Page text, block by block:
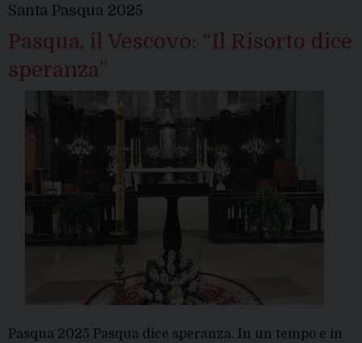
Vescovo:
con
quale
Signore
ci
consacra”
Santa Pasqua 2025
Pasqua, il Vescovo: “Il Risorto dice
speranza”
Pasqua 2025 Pasqua dice speranza. In un tempo e in